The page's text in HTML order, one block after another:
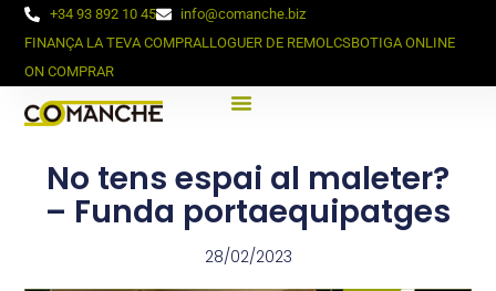
+34 93 892 10 45
info@comanche.biz
FINANÇA LA TEVA COMPRALLOGUER DE REMOLCSBOTIGA ONLINE
ON COMPRAR
No tens espai al maleter?
– Funda portaequipatges
28/02/2023